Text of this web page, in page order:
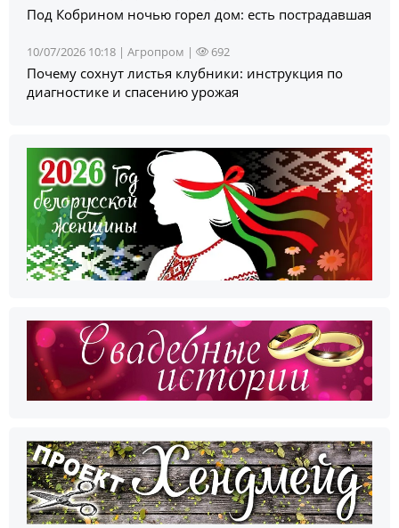
Под Кобрином ночью горел дом: есть пострадавшая
10/07/2026 10:18 | Агропром | 692
Почему сохнут листья клубники: инструкция по
диагностике и спасению урожая